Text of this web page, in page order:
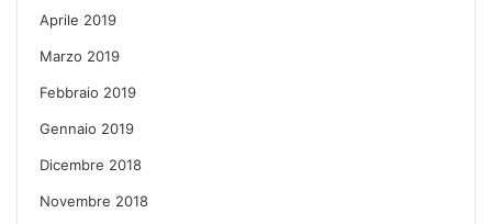
Aprile 2019
Marzo 2019
Febbraio 2019
Gennaio 2019
Dicembre 2018
Novembre 2018